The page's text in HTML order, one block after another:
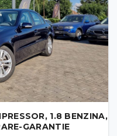
1.8 BENZINA,
GARANTIE